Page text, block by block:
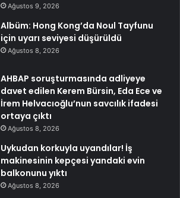
Ağustos 9, 2026
Albüm: Hong Kong’da Noul Tayfunu
için uyarı seviyesi düşürüldü
Ağustos 8, 2026
AHBAP soruşturmasında adliyeye
davet edilen Kerem Bürsin, Eda Ece ve
İrem Helvacıoğlu’nun savcılık ifadesi
ortaya çıktı
Ağustos 8, 2026
Uykudan korkuyla uyandılar! İş
makinesinin kepçesi yandaki evin
balkonunu yıktı
Ağustos 8, 2026